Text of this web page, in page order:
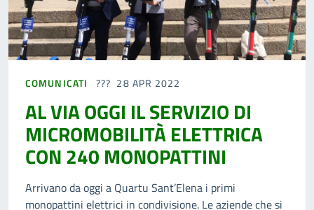
COMUNICATI 28 APR 2022
AL VIA OGGI IL SERVIZIO DI
MICROMOBILITÀ ELETTRICA
CON 240 MONOPATTINI
Arrivano da oggi a Quartu Sant’Elena i primi
monopattini elettrici in condivisione. Le aziende che si